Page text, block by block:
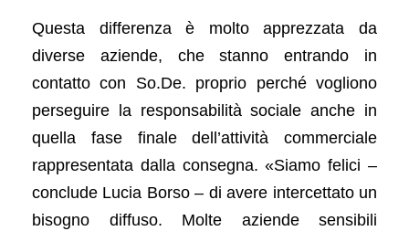
Questa differenza è molto apprezzata da
diverse aziende, che stanno entrando in
contatto con So.De. proprio perché vogliono
perseguire la responsabilità sociale anche in
quella fase finale dell’attività commerciale
rappresentata dalla consegna. «Siamo felici –
conclude Lucia Borso – di avere intercettato un
bisogno diffuso. Molte aziende sensibili